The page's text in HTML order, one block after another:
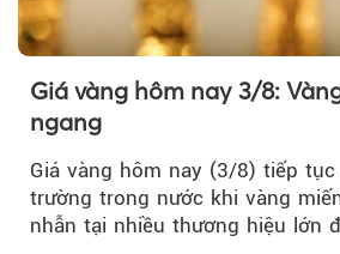
Giá vàng hôm nay 3/8:
ngang
Giá vàng hôm nay (3/8) tiếp
trường trong nước khi vàng
nhẫn tại nhiều thương hiệu lớn